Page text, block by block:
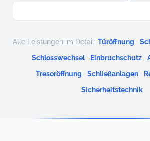
Alle Leistungen im Detail: Türöffnung ·
Schlosswechsel · Einbruchschutz ·
Tresoröffnung · Schließanlagen ·
Sicherheitstechnik